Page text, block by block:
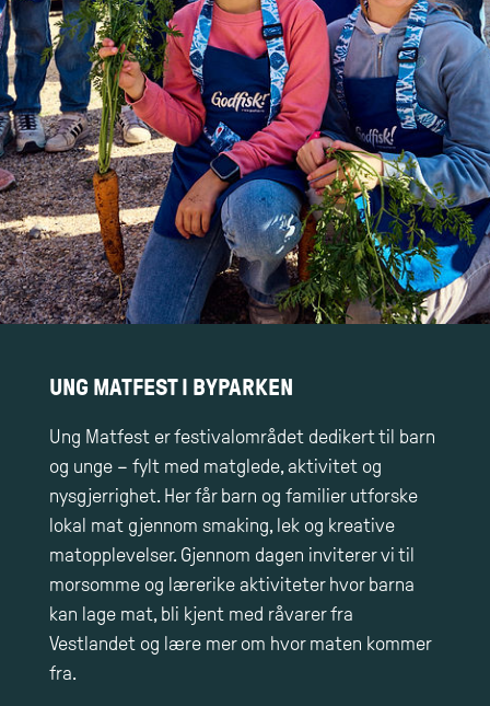
UNG MATFEST I BYPARKEN
Ung Matfest er festivalområdet dedikert til barn
og unge – fylt med matglede, aktivitet og
nysgjerrighet. Her får barn og familier utforske
lokal mat gjennom smaking, lek og kreative
matopplevelser. Gjennom dagen inviterer vi til
morsomme og lærerike aktiviteter hvor barna
kan lage mat, bli kjent med råvarer fra
Vestlandet og lære mer om hvor maten kommer
fra.